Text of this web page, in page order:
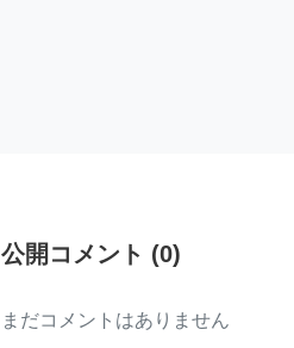
公開コメント (0)
まだコメントはありません